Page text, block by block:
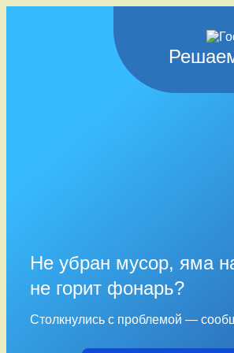
Не убран мусор, яма
не горит фонарь?
Столкнулись с проблемой —